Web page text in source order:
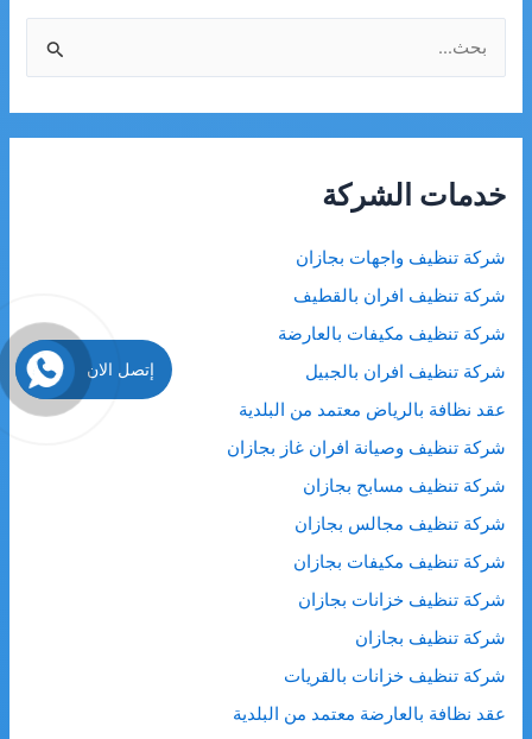
ح
ع
خدمات الشركة
شركة تنظيف واجهات بجازان
شركة تنظيف افران بالقطيف
شركة تنظيف مكيفات بالعارضة
شركة تنظيف افران بالجبيل
عقد نظافة بالرياض معتمد من البلدية
شركة تنظيف وصيانة افران غاز بجازان
شركة تنظيف مسابح بجازان
شركة تنظيف مجالس بجازان
شركة تنظيف مكيفات بجازان
شركة تنظيف خزانات بجازان
شركة تنظيف بجازان
شركة تنظيف خزانات بالقريات
عقد نظافة بالعارضة معتمد من البلدية
إتصل الان